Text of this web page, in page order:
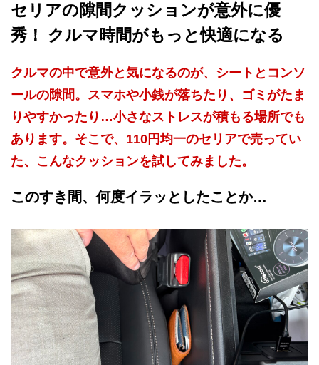
セリアの隙間クッションが意外に優
秀！ クルマ時間がもっと快適になる
クルマの中で意外と気になるのが、シートとコンソ
ールの隙間。スマホや小銭が落ちたり、ゴミがたま
りやすかったり…小さなストレスが積もる場所でも
あります。そこで、110円均一のセリアで売ってい
た、こんなクッションを試してみました。
このすき間、何度イラッとしたことか…